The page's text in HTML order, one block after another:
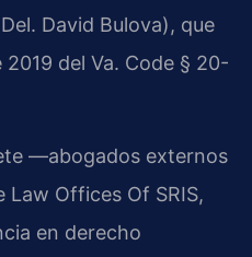
David Bulova), que
del Va. Code § 20-
—abogados externos
Offices Of SRIS,
en derecho